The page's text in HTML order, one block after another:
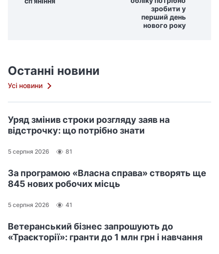
зробити у
перший день
нового року
Останні новини
Усі новини
Уряд змінив строки розгляду заяв на
відстрочку: що потрібно знати
5 серпня 2026 81
За програмою «Власна справа» створять ще
845 нових робочих місць
5 серпня 2026 41
Ветеранський бізнес запрошують до
«Траєкторії»: гранти до 1 млн грн і навчання